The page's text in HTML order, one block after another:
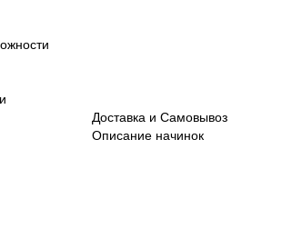
Доставка и Самовывоз
Описание начинок